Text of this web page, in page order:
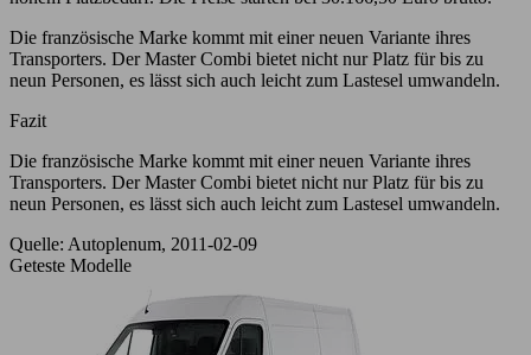
Die französische Marke kommt mit einer neuen Variante ihres
Transporters. Der Master Combi bietet nicht nur Platz für bis zu
neun Personen, es lässt sich auch leicht zum Lastesel umwandeln.
Fazit
Die französische Marke kommt mit einer neuen Variante ihres
Transporters. Der Master Combi bietet nicht nur Platz für bis zu
neun Personen, es lässt sich auch leicht zum Lastesel umwandeln.
Quelle: Autoplenum, 2011-02-09
Geteste Modelle